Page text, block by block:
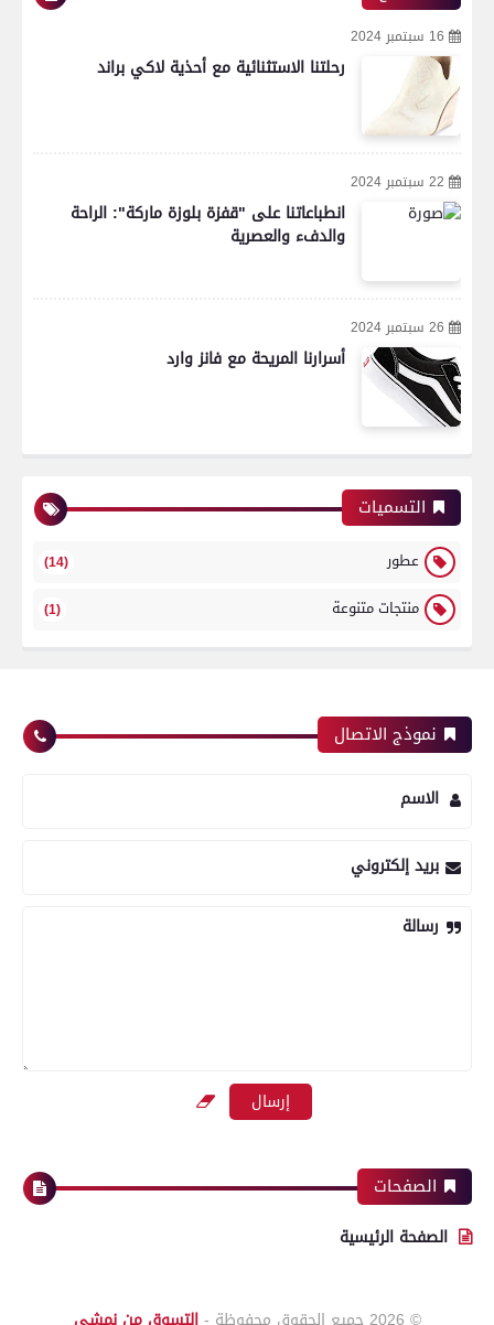
16 سبتمبر 2024
رحلتنا الاستثنائية مع أحذية لاكي براند
22 سبتمبر 2024
انطباعاتنا على "قفزة بلوزة ماركة": الراحة
والدفء والعصرية
26 سبتمبر 2024
أسرارنا المريحة مع فانز وارد
التسميات
عطور (14)
منتجات متنوعة (1)
نموذج الاتصال
الاسم
بريد إلكتروني
رسالة
الصفحات
الصفحة الرئيسية